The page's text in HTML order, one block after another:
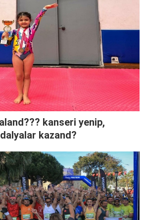
kanseri yenip,
kazand?